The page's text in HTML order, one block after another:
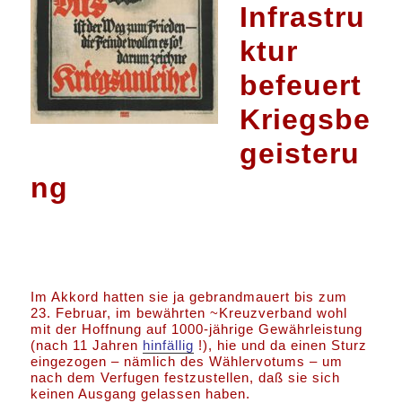
Infrastru
ktur
befeuert
Kriegsbe
geisteru
ng
Im Akkord hatten sie ja gebrandmauert bis zum
23. Februar, im bewährten ~Kreuzverband wohl
mit der Hoffnung auf 1000-jährige Gewährleistung
(nach 11 Jahren hinfällig !), hie und da einen Sturz
eingezogen – nämlich des Wählervotums – um
nach dem Verfugen festzustellen, daß sie sich
keinen Ausgang gelassen haben.